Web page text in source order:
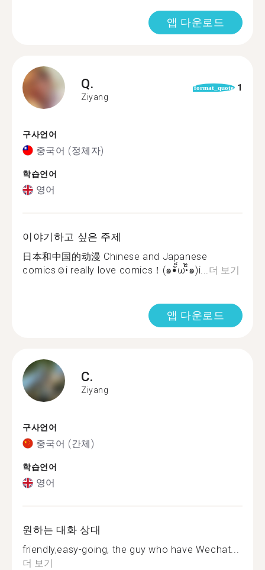
앱 다운로드
Q.
Ziyang
format_quote 1
구사언어
중국어 (정체자)
학습언어
영어
이야기하고 싶은 주제
日本和中国的动漫 Chinese and Japanese
comics☺i really love comics！(๑•ั็ω•็ั๑)i...더 보기
앱 다운로드
C.
Ziyang
구사언어
중국어 (간체)
학습언어
영어
원하는 대화 상대
friendly,easy-going, the guy who have Wechat...
더 보기